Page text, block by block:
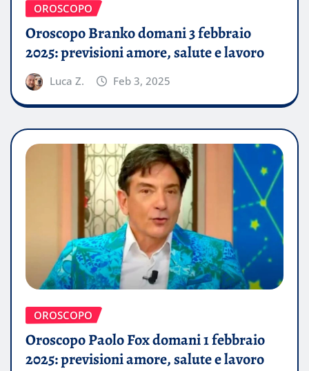
OROSCOPO
Oroscopo Branko domani 3 febbraio
2025: previsioni amore, salute e lavoro
Luca Z. Feb 3, 2025
OROSCOPO
Oroscopo Paolo Fox domani 1 febbraio
2025: previsioni amore, salute e lavoro